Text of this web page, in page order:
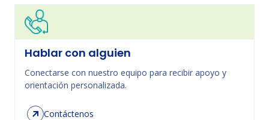
Hablar con alguien
Conectarse con nuestro equipo para recibir apoyo y
orientación personalizada.
Contáctenos